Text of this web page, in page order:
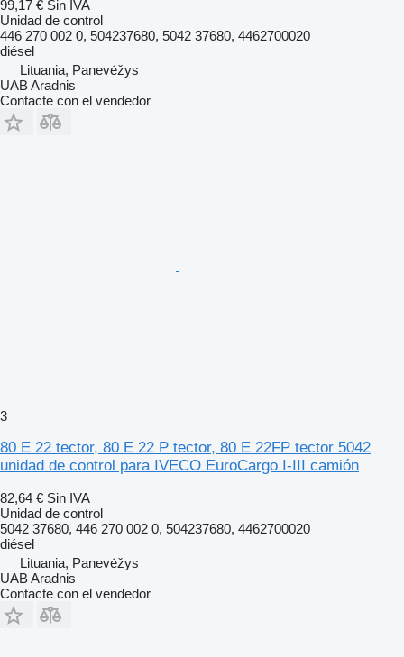
99,17 € Sin IVA
Unidad de control
446 270 002 0, 504237680, 5042 37680, 4462700020
diésel
Lituania, Panevėžys
UAB Aradnis
Contacte con el vendedor
3
80 E 22 tector, 80 E 22 P tector, 80 E 22FP tector 5042
unidad de control para IVECO EuroCargo I-III camión
82,64 € Sin IVA
Unidad de control
5042 37680, 446 270 002 0, 504237680, 4462700020
diésel
Lituania, Panevėžys
UAB Aradnis
Contacte con el vendedor